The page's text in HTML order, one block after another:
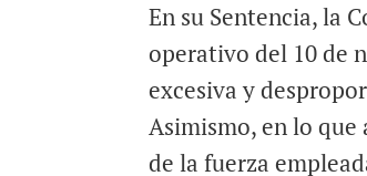
En su Sentencia, la
operativo del 10 de
excesiva y
Asimismo, en lo que
de la fuerza